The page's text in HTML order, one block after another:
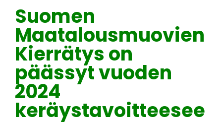
Suomen
Maatalousmuovien
Kierrätys on
päässyt vuoden
2024
keräystavoitteesee